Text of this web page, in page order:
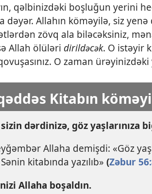
qəlbinizdəki boşluğun yerini
dəyər. Allahın köməyilə, siz
zövq ala biləcəksiniz,
Allah ölüləri dirildəcək. O istəyir
O zaman
Kitabın köməyi
dərdinizə, göz yaşlarınıza
Allaha demişdi: «Göz
kitabında yazılıb» (Zəbur
Allaha boşaldın.